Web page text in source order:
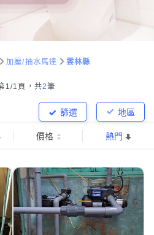
加壓/抽水馬達 雲林縣
1/1頁， 共2筆
地區
篩選
價格 熱門